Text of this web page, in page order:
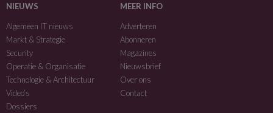
NIEUWS
Algemeen IT nieuws
Markt & Strategie
Security
Operatie & Organisatie
Technologie & Architectuur
Video’s
Dossiers
MEER INFO
Adverteren
Abonneren
Magazines
Nieuwsbrief
Over ons
Contact